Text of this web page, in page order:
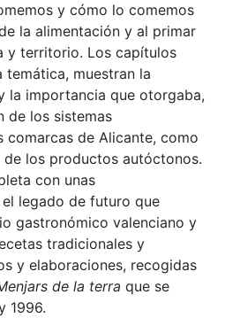
y cómo lo comemos
la alimentación y al primar
y territorio. Los capítulos
muestran la
la importancia que otorgaba,
de los sistemas
comarcas de Alicante, como
los productos autóctonos.
con unas
legado de futuro que
gastronómico valenciano y
tradicionales y
y elaboraciones, recogidas
de la terra que se
1996.